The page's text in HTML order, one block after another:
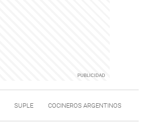
SUPLE COCINEROS ARGENTINOS